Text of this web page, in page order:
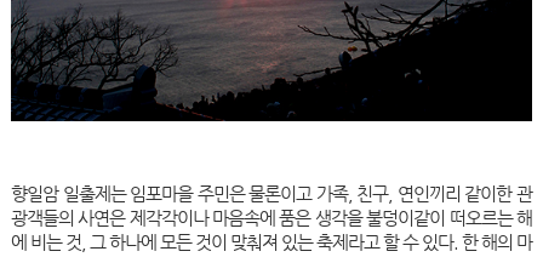
향일암 일출제는 임포마을 주민은 물론이고 가족, 친구, 연인끼리 같이한 관
광객들의 사연은 제각각이나 마음속에 품은 생각을 불덩이같이 떠오르는 해
에 비는 것, 그 하나에 모든 것이 맞춰져 있는 축제라고 할 수 있다. 한 해의 마